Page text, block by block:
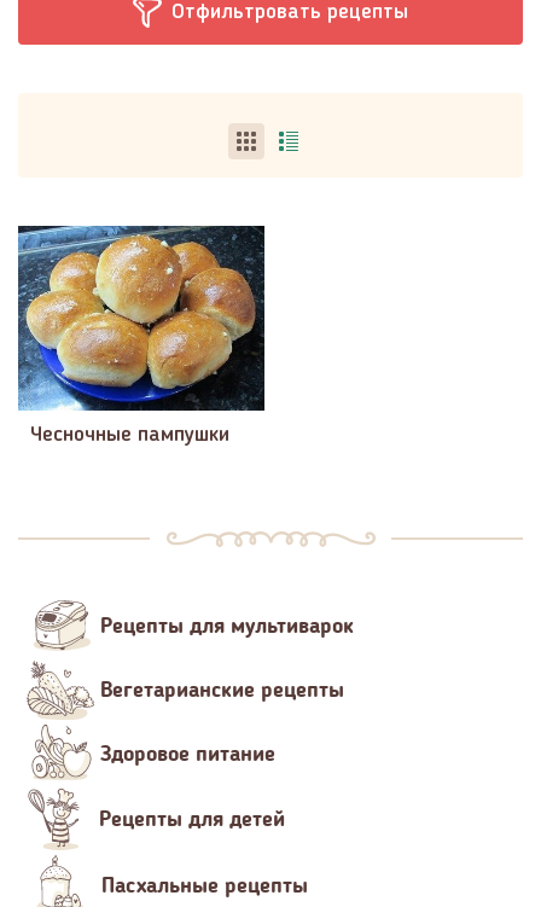
Отфильтровать рецепты
Чесночные пампушки
Рецепты для мультиварок
Вегетарианские рецепты
Здоровое питание
Рецепты для детей
Пасхальные рецепты